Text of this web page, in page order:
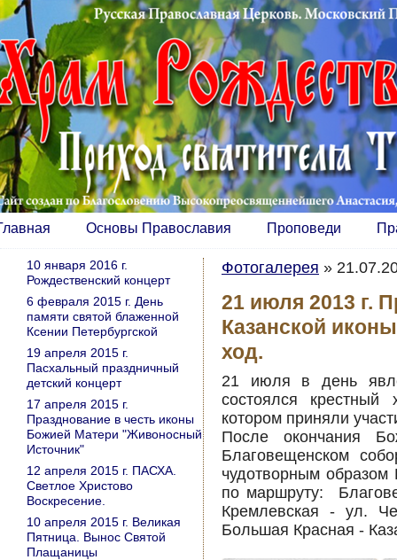
Основы Православия Проповеди
Фотогалерея »
21 июля 2013 г.
Казанской
ход.
21 июля в день
состоялся
котором приняли
После окончания
Благовещенском
чудотворным
по маршруту:
Кремлевская - ул.
Большая Красная -
10 января 2016 г.
Рождественский концерт
6 февраля 2015 г. День
памяти святой блаженной
Ксении Петербургской
19 апреля 2015 г.
Пасхальный праздничный
детский концерт
17 апреля 2015 г.
Празднование в честь иконы
Божией Матери "Живоносный
Источник"
12 апреля 2015 г. ПАСХА.
Светлое Христово
Воскресение.
10 апреля 2015 г. Великая
Пятница. Вынос Святой
Плащаницы